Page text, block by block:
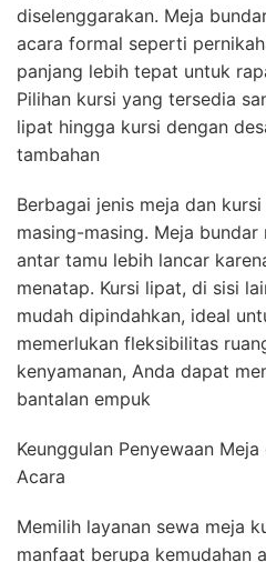
diselenggarakan. Meja
acara formal seperti
panjang lebih tepat untuk
Pilihan kursi yang tersedia
lipat hingga kursi dengan
tambahan
Berbagai jenis meja dan
masing-masing. Meja
antar tamu lebih lancar
menatap. Kursi lipat, di sisi
mudah dipindahkan, ideal
memerlukan fleksibilitas
kenyamanan, Anda dapat
bantalan empuk
Keunggulan Penyewaan
Acara
Memilih layanan sewa meja
manfaat berupa kemudahan